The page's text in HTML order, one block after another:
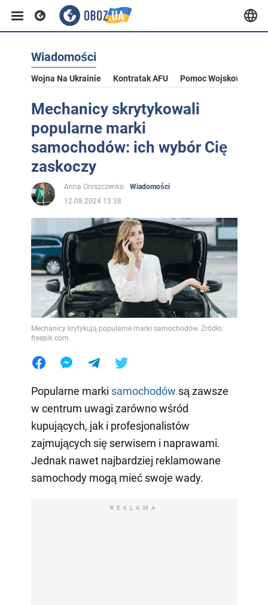
Wiadomości
Wojna Na Ukrainie Kontratak AFU Pomoc Wojskowa Dla
Mechanicy skrytykowali
popularne marki
samochodów: ich wybór Cię
zaskoczy
Anna Oniszczenko
Wiadomości
12.08.2024 13:38
Mechanicy krytykują popularne marki samochodów. Źródło:
freepik.com
Popularne marki samochodów są zawsze
w centrum uwagi zarówno wśród
kupujących, jak i profesjonalistów
zajmujących się serwisem i naprawami.
Jednak nawet najbardziej reklamowane
samochody mogą mieć swoje wady.
REKLAMA